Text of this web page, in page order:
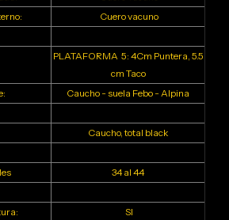
Cuero vacuno
PLATAFORMA 5: 4Cm Puntera, 5.5
cm Taco
Caucho - suela Febo - Alpina
Caucho, total black
34 al 44
SI